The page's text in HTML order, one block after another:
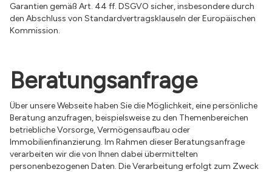
Garantien gemäß Art. 44 ff. DSGVO sicher, insbesondere durch
den Abschluss von Standardvertragsklauseln der Europäischen
Kommission.
Beratungsanfrage
Über unsere Webseite haben Sie die Möglichkeit, eine persönliche
Beratung anzufragen, beispielsweise zu den Themenbereichen
betriebliche Vorsorge, Vermögensaufbau oder
Immobilienfinanzierung. Im Rahmen dieser Beratungsanfrage
verarbeiten wir die von Ihnen dabei übermittelten
personenbezogenen Daten. Die Verarbeitung erfolgt zum Zweck